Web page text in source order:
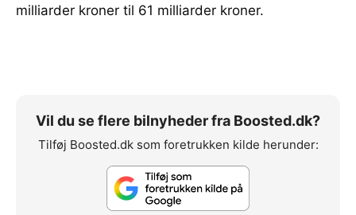
milliarder kroner til 61 milliarder kroner.
Vil du se flere bilnyheder fra Boosted.dk?
Tilføj Boosted.dk som foretrukken kilde herunder: